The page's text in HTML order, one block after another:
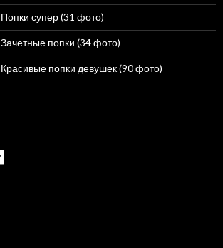
Попки супер (31 фото)
Зачетные попки (34 фото)
Красивые попки девушек (90 фото)